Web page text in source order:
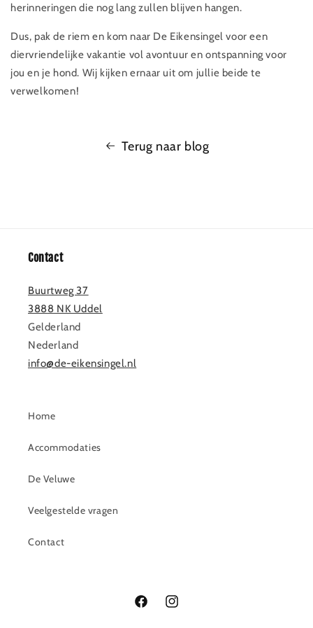
herinneringen die nog lang zullen blijven hangen.
Dus, pak de riem en kom naar De Eikensingel voor een
diervriendelijke vakantie vol avontuur en ontspanning voor
jou en je hond. Wij kijken ernaar uit om jullie beide te
verwelkomen!
Terug naar blog
Contact
Buurtweg 37
3888 NK Uddel
Gelderland
Nederland
info@de-eikensingel.nl
Home
Accommodaties
De Veluwe
Veelgestelde vragen
Contact
FacebookInstagram